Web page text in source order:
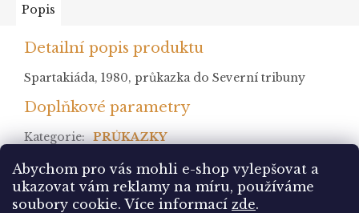
Abychom pro vás mohli e-shop vylepšovat a
ukazovat vám reklamy na míru, používáme
soubory cookie. Více informací zde.
Popis
Detailní popis produktu
Spartakiáda, 1980, průkazka do Severní tribuny
Doplňkové parametry
Kategorie: PRŮKAZKY